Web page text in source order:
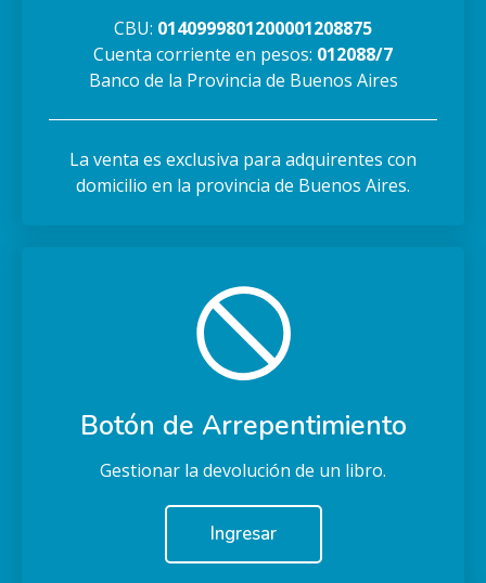
CBU: 0140999801200001208875
Cuenta corriente en pesos: 012088/7
Banco de la Provincia de Buenos Aires
La venta es exclusiva para adquirentes con
domicilio en la provincia de Buenos Aires.
Botón de Arrepentimiento
Gestionar la devolución de un libro.
Ingresar